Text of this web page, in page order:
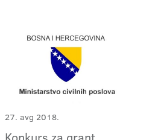
27. avg 2018.